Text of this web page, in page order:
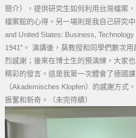
簡介），提供研究生如何利用台灣檔案
檔案館的心得。另一場則是我自己研究
and United States: Business,
1941”。 演講後，莫教授和同學們數次
烈感謝；後來在博士生的預演練，大家
精彩的發言。這是我第一次體會了德國課
（Akademisches Klopfen）的感謝方式
振奮和新奇。（未完待續）